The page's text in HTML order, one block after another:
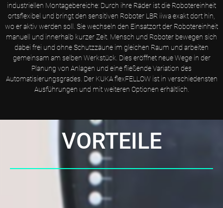
industriellen Montagebereiche: Durch ihre Räder ist die Robotereinheit
ortsflexibel und bringt den sensitiven Roboter LBR iiwa exakt dort hin,
wo er aktiv werden soll. Sie wechseln den Einsatzort der Robotereinheit
manuell und innerhalb kurzer Zeit. Mensch und Roboter bewegen sich
dabei frei und ohne Schutzzäune im gleichen Raum und arbeiten
gemeinsam am selben Werkstück. Dies eröffnet neue Wege in der
Planung von Anlagen und eine fließende Variation des
Automatisierungsgrades. Der KUKA flexFELLOW ist in verschiedensten
Ausführungen und mit weiteren Optionen erhältlich.
VORTEILE